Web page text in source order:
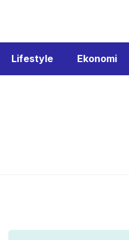
Lifestyle Ekonomi